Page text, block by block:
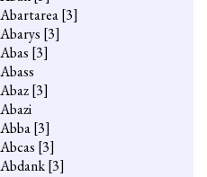
Abartarea[3]
Abarys [3]
Abas [3]
Abass
Abaz[3]
Abazi
Abba[3]
Abcas [3]
Abdank[3]